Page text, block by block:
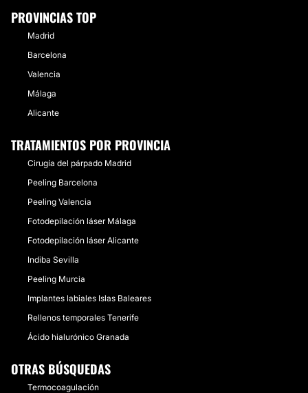
PROVINCIAS TOP
Madrid
Barcelona
Valencia
Málaga
Alicante
TRATAMIENTOS POR PROVINCIA
Cirugía del párpado Madrid
Peeling Barcelona
Peeling Valencia
Fotodepilación láser Málaga
Fotodepilación láser Alicante
Indiba Sevilla
Peeling Murcia
Implantes labiales Islas Baleares
Rellenos temporales Tenerife
Ácido hialurónico Granada
OTRAS BÚSQUEDAS
Termocoagulación